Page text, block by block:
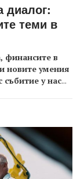
диалог:
теми в
финансите в
новите умения
събитие у нас...